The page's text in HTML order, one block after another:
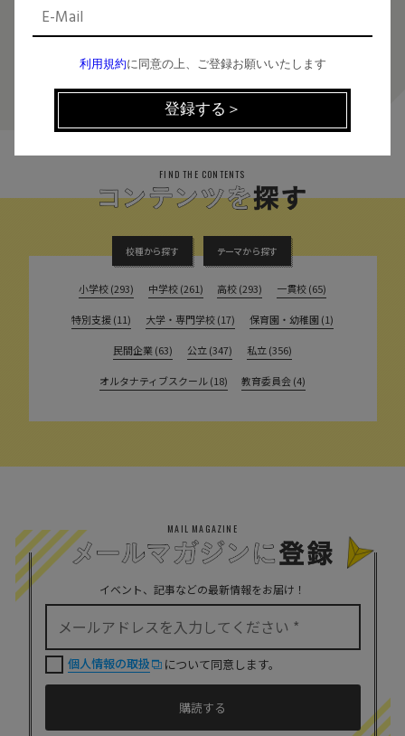
8
FIND THE CONTENTS
校種から探す テーマから探す
小学校 (293) 中学校 (261) 高校 (293) 一貫校 (65)
特別支援 (11) 大学・専門学校 (17) 保育園・幼稚園 (1)
民間企業 (63) 公立 (347) 私立 (356)
オルタナティブスクール (18) 教育委員会 (4)
MAIL MAGAZINE
イベント、記事などの最新情報をお届け！
個人情報の取扱 について同意します。
利用規約に同意の上、ご登録お願いいたします